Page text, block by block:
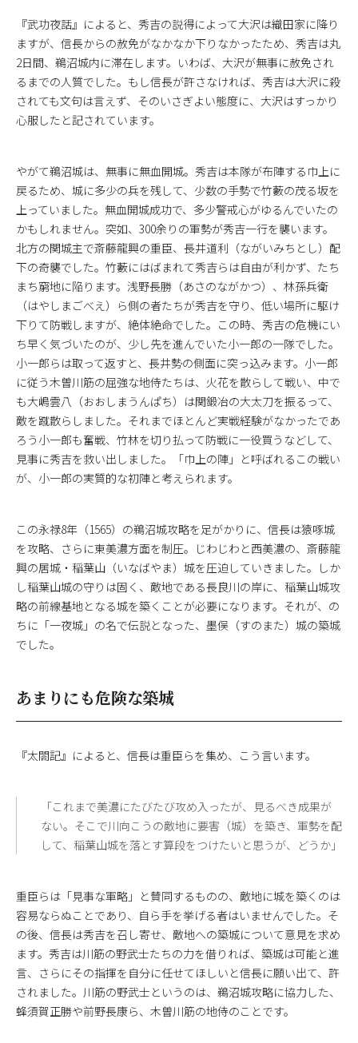
『武功夜話』によると、秀吉の説得によって大沢は織田家に降り
ますが、信長からの赦免がなかなか下りなかったため、秀吉は丸
2日間、鵜沼城内に滞在します。いわば、大沢が無事に赦免され
るまでの人質でした。もし信長が許さなければ、秀吉は大沢に殺
されても文句は言えず、そのいさぎよい態度に、大沢はすっかり
心服したと記されています。
やがて鵜沼城は、無事に無血開城。秀吉は本隊が布陣する巾上に
戻るため、城に多少の兵を残して、少数の手勢で竹藪の茂る坂を
上っていました。無血開城成功で、多少警戒心がゆるんでいたの
かもしれません。突如、300余りの軍勢が秀吉一行を襲います。
北方の関城主で斎藤龍興の重臣、長井道利（ながいみちとし）配
下の奇襲でした。竹藪にはばまれて秀吉らは自由が利かず、たち
まち窮地に陥ります。浅野長勝（あさのながかつ）、林孫兵衛
（はやしまごべえ）ら側の者たちが秀吉を守り、低い場所に駆け
下りて防戦しますが、絶体絶命でした。この時、秀吉の危機にい
ち早く気づいたのが、少し先を進んでいた小一郎の一隊でした。
小一郎らは取って返すと、長井勢の側面に突っ込みます。小一郎
に従う木曽川筋の屈強な地侍たちは、火花を散らして戦い、中で
も大嶋雲八（おおしまうんぱち）は関鍛冶の大太刀を振るって、
敵を蹴散らしました。それまでほとんど実戦経験がなかったであ
ろう小一郎も奮戦、竹林を切り払って防戦に一役買うなどして、
見事に秀吉を救い出しました。「巾上の陣」と呼ばれるこの戦い
が、小一郎の実質的な初陣と考えられます。
この永禄8年（1565）の鵜沼城攻略を足がかりに、信長は猿啄城
を攻略、さらに東美濃方面を制圧。じわじわと西美濃の、斎藤龍
興の居城・稲葉山（いなばやま）城を圧迫していきました。しか
し稲葉山城の守りは固く、敵地である長良川の岸に、稲葉山城攻
略の前線基地となる城を築くことが必要になります。それが、の
ちに「一夜城」の名で伝説となった、墨俣（すのまた）城の築城
でした。
あまりにも危険な築城
『太閤記』によると、信長は重臣らを集め、こう言います。
「これまで美濃にたびたび攻め入ったが、見るべき成果が
ない。そこで川向こうの敵地に要害（城）を築き、軍勢を配
して、稲葉山城を落とす算段をつけたいと思うが、どうか」
重臣らは「見事な軍略」と賛同するものの、敵地に城を築くのは
容易ならぬことであり、自ら手を挙げる者はいませんでした。そ
の後、信長は秀吉を召し寄せ、敵地への築城について意見を求め
ます。秀吉は川筋の野武士たちの力を借りれば、築城は可能と進
言、さらにその指揮を自分に任せてほしいと信長に願い出て、許
されました。川筋の野武士というのは、鵜沼城攻略に協力した、
蜂須賀正勝や前野長康ら、木曽川筋の地侍のことです。